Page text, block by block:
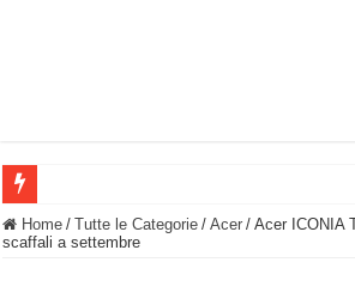
BASTA FATICARE! Questo robot tagliaerba lo
Home / Tutte le Categorie / Acer / Acer ICONIA
scaffali a settembre